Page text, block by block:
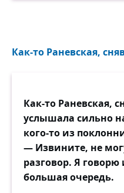
Как-то Раневская,
Как-то Раневская,
услышала сильно
кого-то из
— Извините, не
разговор. Я говорю
большая очередь.